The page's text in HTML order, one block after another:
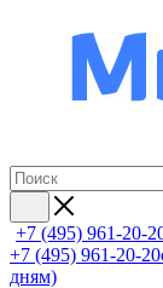
+7 (495) 961-20-
+7 (495) 961-20-20
дням)